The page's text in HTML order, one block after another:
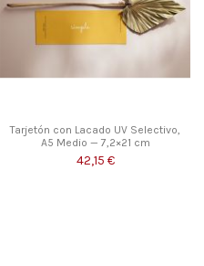
Tarjetón con Lacado UV Selectivo,
A5 Medio — 7,2×21 cm
42,15 €